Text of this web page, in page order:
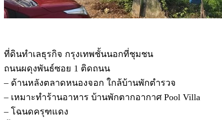
ที่ดินทำเลธุรกิจ กรุงเทพชั้นนอกที่ชุมชน
ถนนผดุงพันธ์ซอย 1 ติดถนน
– ด้านหลังตลาดหนองจอก ใกล้บ้านพักตำรวจ
– เหมาะทำร้านอาหาร บ้านพักตากอากาศ Pool Villa
– โฉนดครุฑแดง